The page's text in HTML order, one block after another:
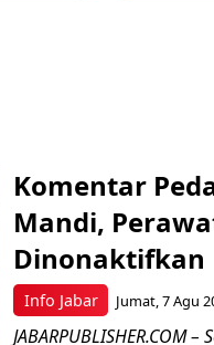
Info Jabar
Komentar
Mandi,
Dinonaktifkan
Jumat, 7 Agu
JABARPUBLISHER.COM